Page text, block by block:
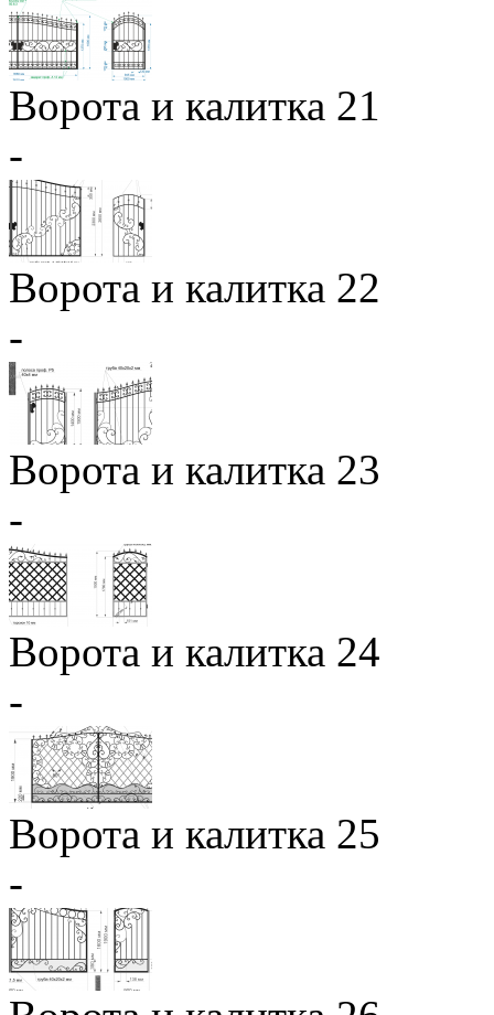
Ворота и калитка 21
-
Ворота и калитка 22
-
Ворота и калитка 23
-
Ворота и калитка 24
-
Ворота и калитка 25
-